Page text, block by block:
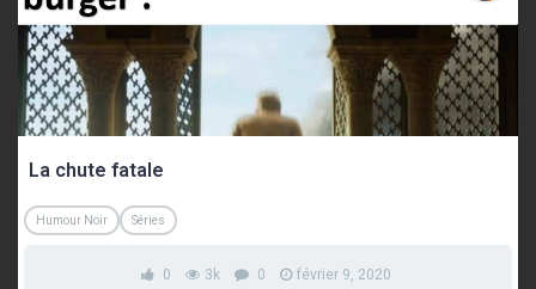
La chute fatale
Humour Noir Séries
0 3k 0 février 9, 2020